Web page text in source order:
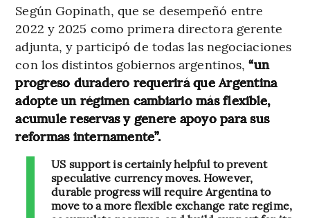
Según Gopinath, que se desempeñó entre
2022 y 2025 como primera directora gerente
adjunta, y participó de todas las negociaciones
con los distintos gobiernos argentinos,“un
progreso duradero requerirá que Argentina
adopte un régimen cambiario más flexible,
acumule reservas y genere apoyo para sus
reformas internamente”.
US support is certainly helpful to prevent
speculative currency moves. However,
durable progress will require Argentina to
move to a more flexible exchange rate regime,